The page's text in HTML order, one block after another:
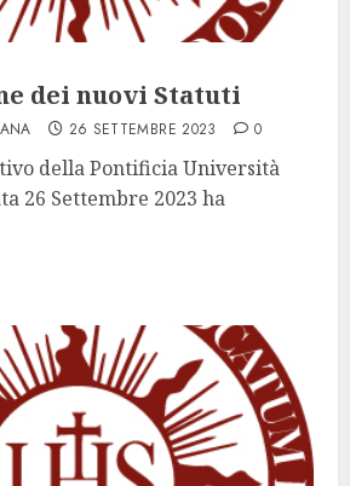
dei nuovi Statuti
26 SETTEMBRE 2023 0
della Pontificia Università
26 Settembre 2023 ha